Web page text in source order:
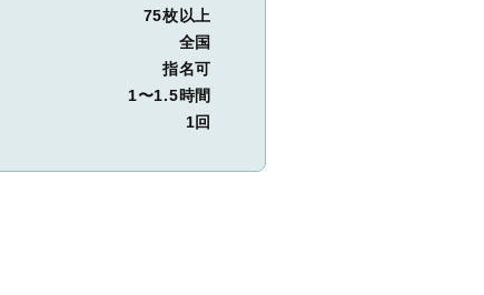
75枚以上
全国
指名可
1〜1.5時間
1回